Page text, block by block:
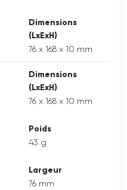
Dimensions
(LxExH)
76 x 168 x 10 mm
Dimensions
(LxExH)
76 x 168 x 10 mm
Poids
43 g
Largeur
76 mm